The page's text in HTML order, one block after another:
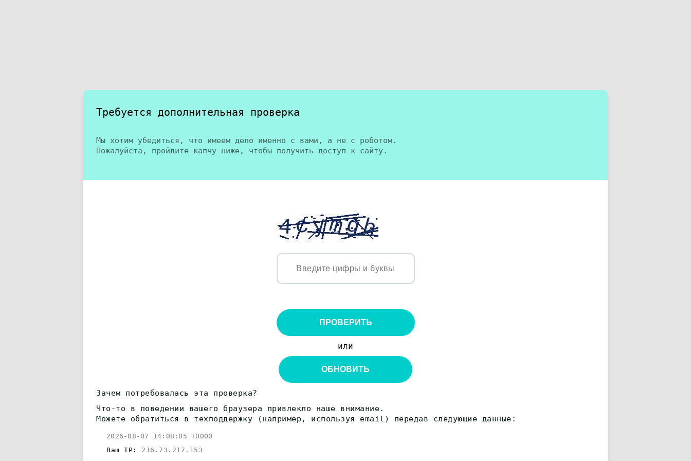
Требуется дополнительная проверка
Мы хотим убедиться, что имеем дело именно с вами, а не с роботом.
Пожалуйста, пройдите капчу ниже, чтобы получить доступ к сайту.
ПРОВЕРИТЬ
или
ОБНОВИТЬ
Зачем потребовалась эта проверка?
Что-то в поведении вашего браузера привлекло наше внимание.
Можете обратиться в техподдержку (например, используя email) передав следующие данные:
2026-08-07 14:08:05 +0000
Ваш IP: 216.73.217.153